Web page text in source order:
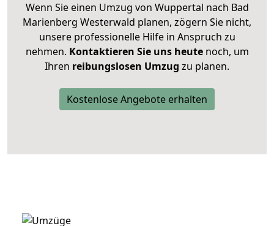
Wenn Sie einen Umzug von Wuppertal nach Bad
Marienberg Westerwald planen, zögern Sie nicht,
unsere professionelle Hilfe in Anspruch zu
nehmen. Kontaktieren Sie uns heutenoch, um
Ihren reibungslosen Umzug zu planen.
Kostenlose Angebote erhalten